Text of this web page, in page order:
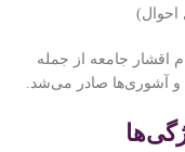
اقشار جامعه از جمله
و آشوری‌ها صادر می‌شد.